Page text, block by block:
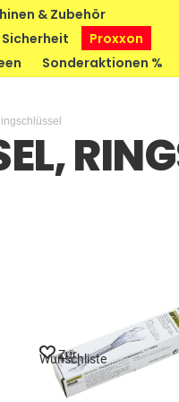
& Zubehör
Proxxon
Sonderaktionen %
Zur
Wunschliste